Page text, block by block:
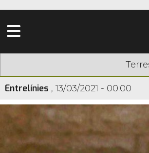
Entrelínies , 13/03/2021 - 00:00